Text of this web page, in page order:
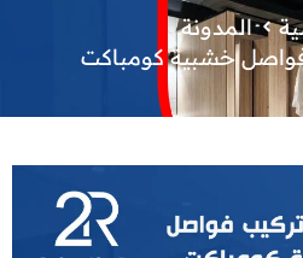
المدونة
خشبية كومباكت